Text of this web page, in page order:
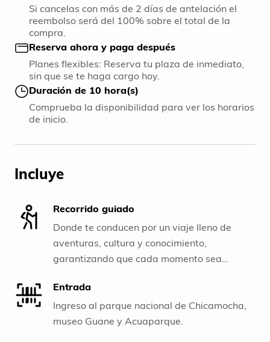
Si cancelas con más de 2 días de antelación el
reembolso será del 100% sobre el total de la
compra.
Reserva ahora y paga después
Planes flexibles: Reserva tu plaza de inmediato,
sin que se te haga cargo hoy.
Duración de 10 hora(s)
Comprueba la disponibilidad para ver los horarios
de inicio.
Incluye
Recorrido guiado
Donde te conducen por un viaje lleno de
aventuras, cultura y conocimiento,
garantizando que cada momento sea
Entrada
Ingreso al parque nacional de Chicamocha,
museo Guane y Acuaparque.